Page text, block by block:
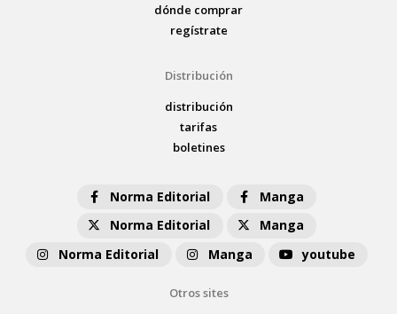
dónde comprar
regístrate
Distribución
distribución
tarifas
boletines
Norma Editorial
Manga
Norma Editorial
Manga
Norma Editorial
Manga youtube
Otros sites